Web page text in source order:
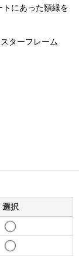
にあった額縁を
ターフレーム
選択